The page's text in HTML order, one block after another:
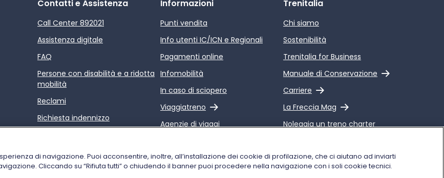
Contatti e Assistenza
Call Center 892021
Assistenza digitale
FAQ
Persone con disabilità e a ridotta
mobilità
Reclami
Richiesta indennizzo
Condizioni di trasporto
Informazioni
Punti vendita
Info utenti IC/ICN e Regionali
Pagamenti online
Infomobilità
In caso di sciopero
Viaggiatreno
Link esterno
Agenzie di viaggi
servizi di Trenitalia
Trenitalia
Chi siamo
Sostenibilità
Trenitalia for Business
Manuale di Conservazione
Link esterno
Carriere
Link esterno
La Freccia Mag
Link esterno
Noleggia un treno charter
di navigazione. Puoi acconsentire, inoltre, all’installazione dei cookie di profilazione, che ci aiutano ad inviarti
Cliccando su “Rifiuta tutti” o chiudendo il banner puoi procedere nella navigazione con i soli cookie tecnici.